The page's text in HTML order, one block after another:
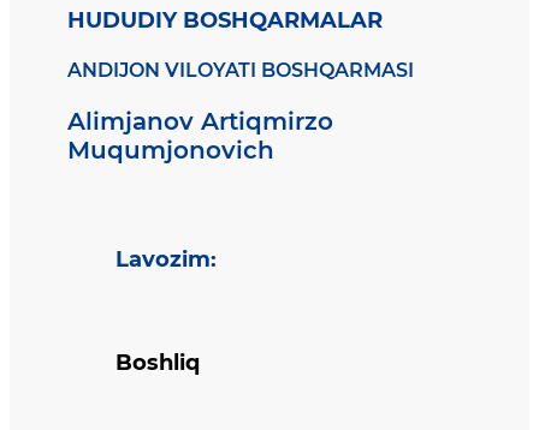
HUDUDIY BOSHQARMALAR
ANDIJON VILOYATI BOSHQARMASI
Alimjanov Artiqmirzo
Muqumjonovich
Lavozim:
Boshliq